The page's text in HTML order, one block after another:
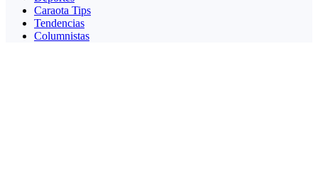
Caraota Tips
Tendencias
Columnistas